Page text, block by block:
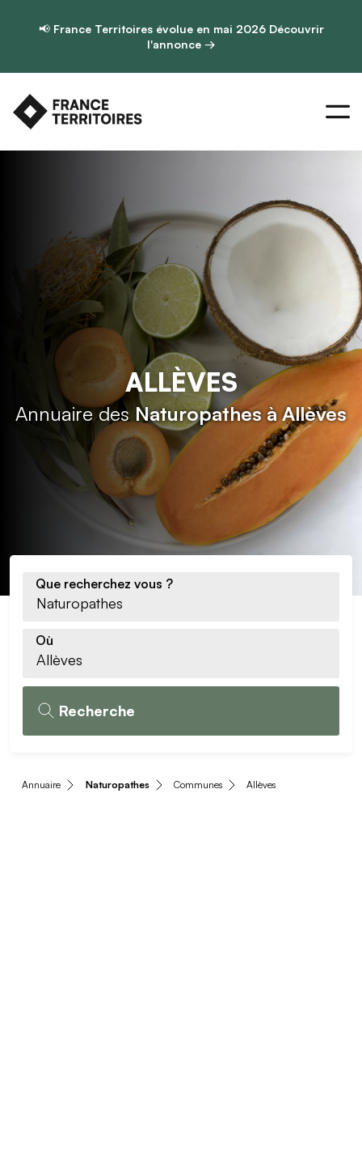
📢 France Territoires évolue en mai 2026 Découvrir
l'annonce →
ALLÈVES
Annuaire des Naturopathes à Allèves
Que recherchez vous ?
Où
Recherche
Annuaire Naturopathes Communes Allèves